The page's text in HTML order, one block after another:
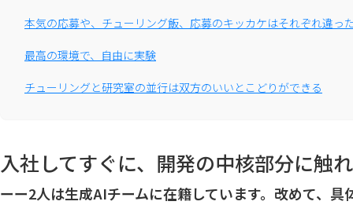
本気の応募や、チューリング飯、応募のキッカケはそれぞれ違っ
最高の環境で、自由に実験
チューリングと研究室の並行は双方のいいとこどりができる
入社してすぐに、開発の中核部分に触
ーー2人は生成AIチームに在籍しています。改めて、具